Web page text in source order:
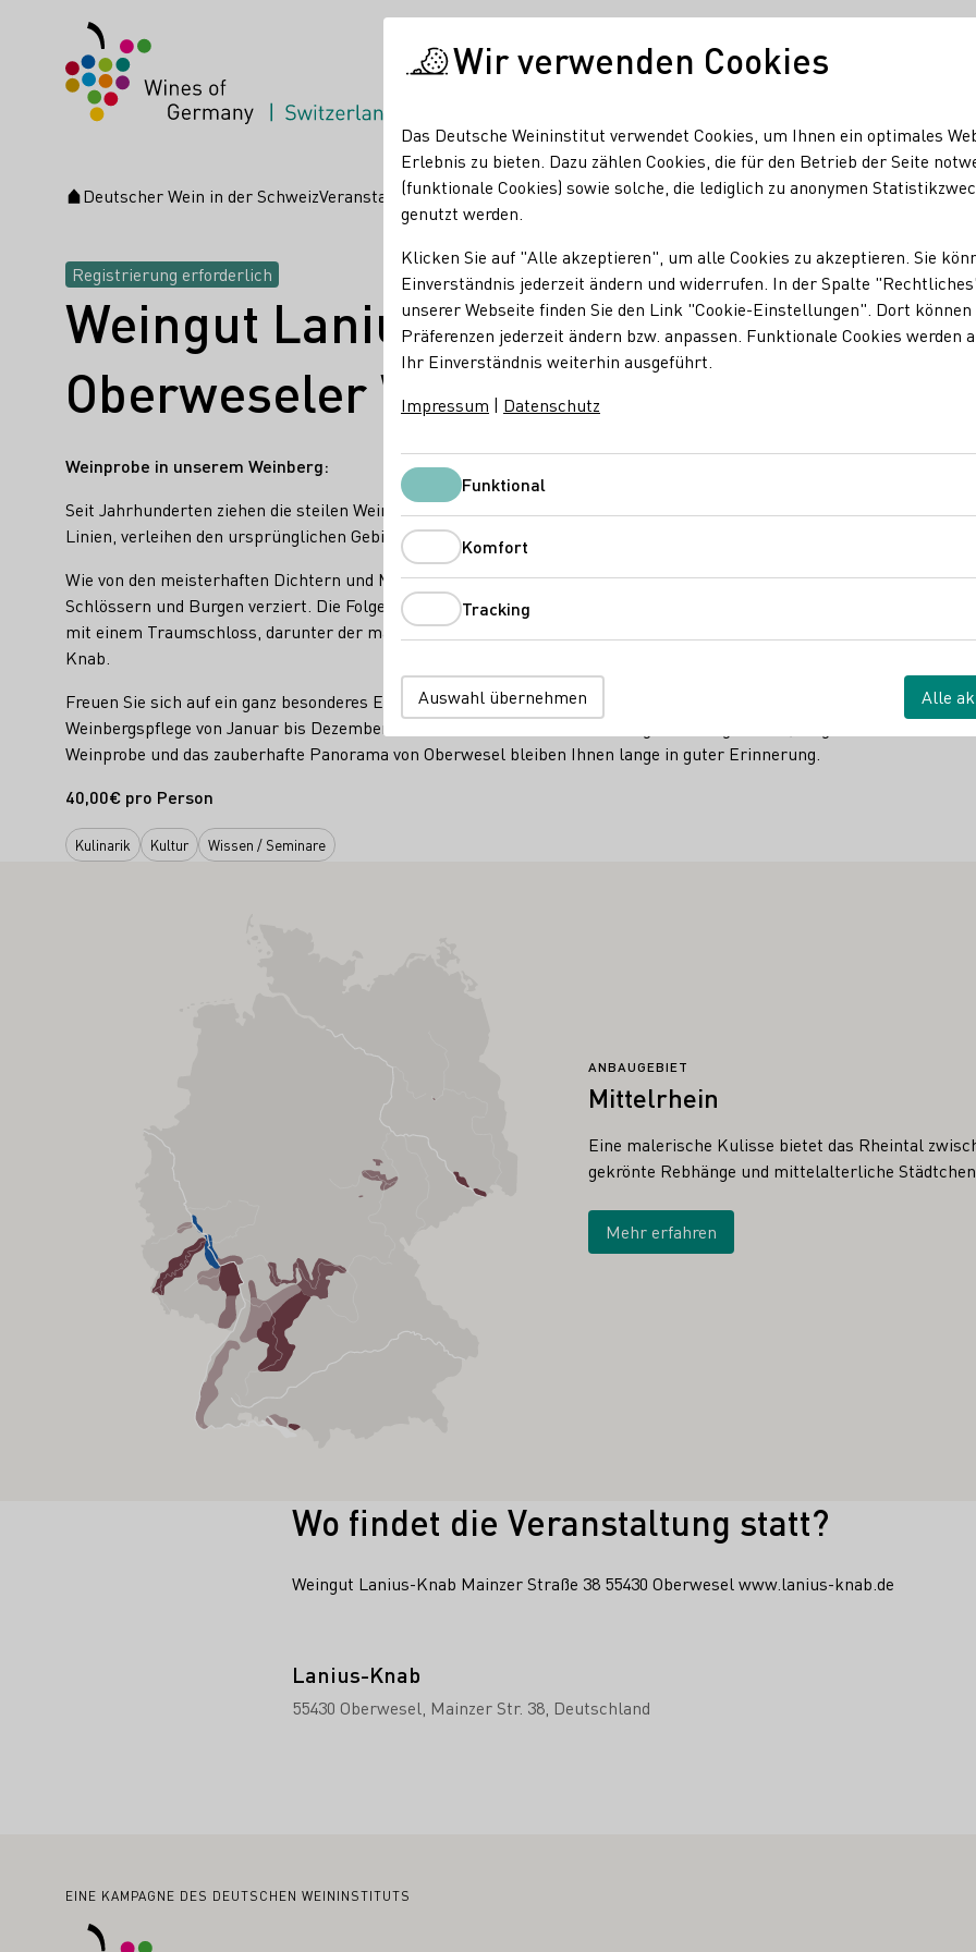
Deutscher
Startseite
Deutscher Wein in der SchweizVeranstaltungenWeingut Lanius-Knab: Exklusive Weinprobe im Oberweseler
Weingut Lanius-Knab: Exklusive
Oberweseler Weinberg
Registrierung erforderlich
Weinprobe in unserem Weinberg:
Seit Jahrhunderten ziehen die steilen Weinberge am Mittelrhein die Menschen in ihren Bann. Die strenge Ordnung
Linien, verleihen den ursprünglichen Gebirgsformationen im Steillagenweinbau ein einzigartiges Aussehen.
Wie von den meisterhaften Dichtern und Malern der Romantik erfasst, wird die mystisch-schöne Landschaft des
Schlössern und Burgen verziert. Die Folge ist ein grandioses Panorama von Oberwesel: Hier ein wunderschöner
mit einem Traumschloss, darunter der mächtige Rhein und das romantische Städtchen Oberwesel. Inmitten dieser
Knab.
Freuen Sie sich auf ein ganz besonderes Erlebnis und schmecken Sie die unterschiedlichen Weinbergslagen und
Weinbergspflege von Januar bis Dezember. Anschließend haben Sie im Weingut die Möglichkeit, im gemütlichen
Weinprobe und das zauberhafte Panorama von Oberwesel bleiben Ihnen lange in guter Erinnerung.
40,00€ pro Person
Kulinarik Kultur Wissen / Seminare
ANBAUGEBIET
Mittelrhein
Eine malerische Kulisse bietet das Rheintal
gekrönte Rebhänge und mittelalterliche
Mehr erfahren
Wo findet die Veranstaltung statt?
Weingut Lanius-Knab Mainzer Straße 38 55430 Oberwesel www.lanius-knab.de
Lanius-Knab
55430 Oberwesel Mainzer Str. 38 Deutschland
Fußbereich
EINE KAMPAGNE DES DEUTSCHEN WEININSTITUTS
Wir verwenden Cookies
Das Deutsche Weininstitut verwendet Cookies, um Ihnen ein optimales
Erlebnis zu bieten. Dazu zählen Cookies, die für den Betrieb der Seite
(funktionale Cookies) sowie solche, die lediglich zu anonymen
genutzt werden.
Klicken Sie auf "Alle akzeptieren", um alle Cookies zu akzeptieren. Sie
Einverständnis jederzeit ändern und widerrufen. In der Spalte
unserer Webseite finden Sie den Link "Cookie-Einstellungen". Dort können
Präferenzen jederzeit ändern bzw. anpassen. Funktionale Cookies werden
Ihr Einverständnis weiterhin ausgeführt.
Impressum | Datenschutz
FunktionalFunktional
Komfort
Tracking
Auswahl übernehmen Alle